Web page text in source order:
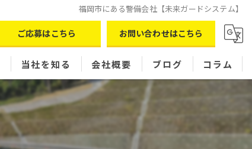
福岡市にある警備会社【未来ガードシステム】
ご応募はこちら お問い合わせはこちら
当社を知る
パート
現場スタッフ
会社概要 ブログ コラム